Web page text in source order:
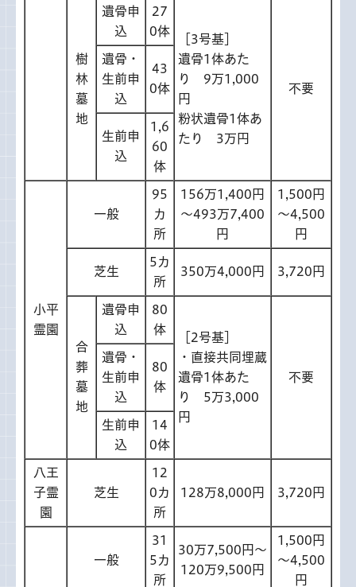
樹
林
墓
地
遺骨申
込
27
0体
［3号基］
遺骨1体あた
り 9万1,000
円
粉状遺骨1体あ
たり 3万円
不要
遺骨・
生前申
込
43
0体
生前申
込
1,6
60
体
小平
霊園
一般
95
カ
所
156万1,400円
～493万7,400
円
1,500円
～4,500
円
芝生
5カ
所
350万4,000円 3,720円
合
葬
墓
地
遺骨申
込
80
体
［2号基］
・直接共同埋蔵
遺骨1体あた
り 5万3,000
円
不要
遺骨・
生前申
込
80
体
生前申
込
14
0体
八王
子霊
園
芝生
12
0カ
所
128万8,000円 3,720円
一般
31
5カ
所
30万7,500円～
120万9,500円
1,500円
～4,500
円